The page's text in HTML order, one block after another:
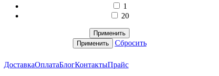
1
20
Применить
Применить
Сбросить
ДоставкаОплатаБлогКонтактыПрайс